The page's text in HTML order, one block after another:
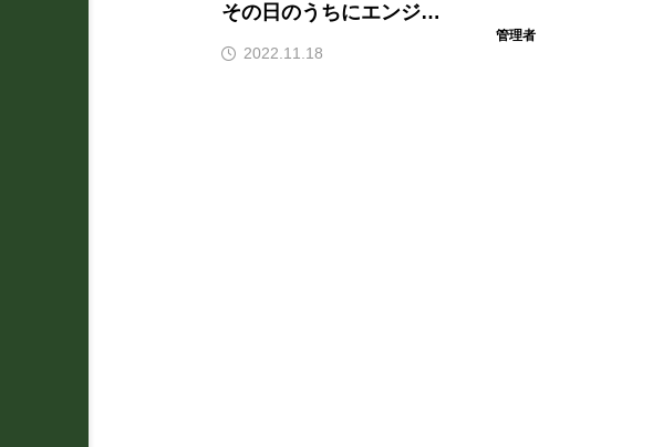
その日のうちにエンジン
始動！石川県全域へ明朗
管理者
2022.11.18